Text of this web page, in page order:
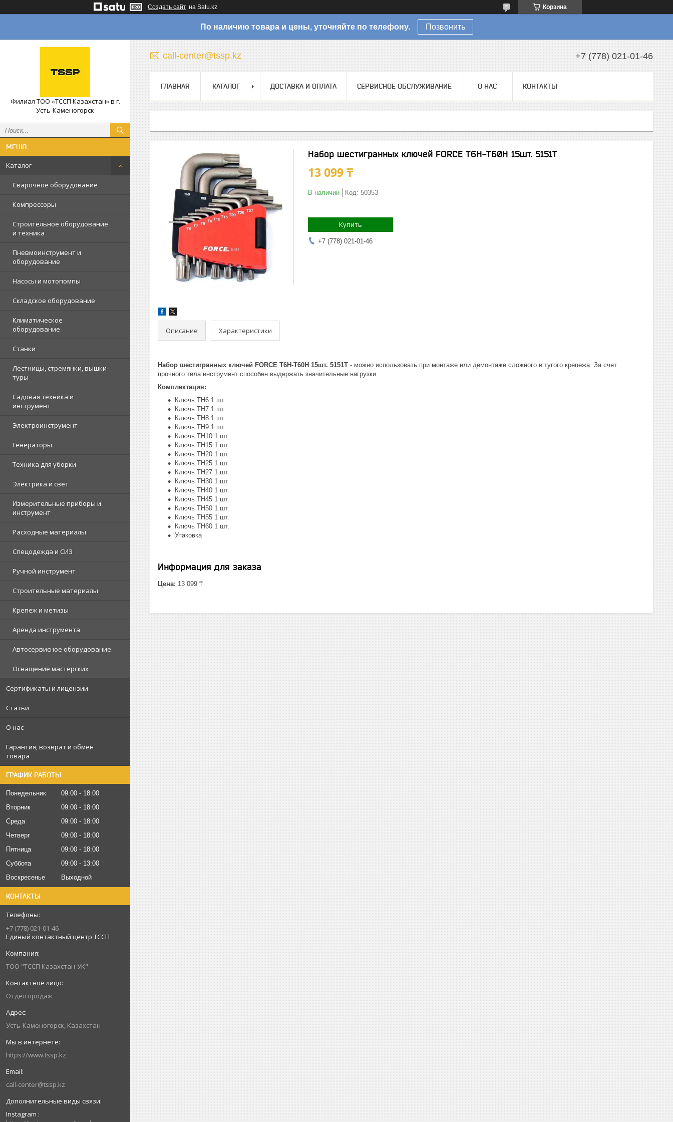
Создать сайт на Satu.kz Корзина
По наличию товара и цены, уточняйте по телефону. Позвонить
Филиал ТОО «ТССП Казахстан» в г.
Усть-Каменогорск
Каталог
Сварочное оборудование
Компрессоры
Строительное оборудование
и техника
Пневмоинструмент и
оборудование
Насосы и мотопомпы
Складское оборудование
Климатическое
оборудование
Станки
Лестницы, стремянки, вышки-
туры
Садовая техника и
инструмент
Электроинструмент
Генераторы
Техника для уборки
Электрика и свет
Измерительные приборы и
инструмент
Расходные материалы
Спецодежда и СИЗ
Ручной инструмент
Строительные материалы
Крепеж и метизы
Аренда инструмента
Автосервисное оборудование
Оснащение мастерских
Сертификаты и лицензии
Статьи
О нас
Гарантия, возврат и обмен
товара
ГРАФИК РАБОТЫ
Понедельник 09:00
18:00
Вторник
09:00
18:00
Среда
09:00
18:00
Четверг
09:00
18:00
Пятница
09:00
18:00
Суббота
09:00
13:00
Воскресенье
Выходной
КОНТАКТЫ
+7 (778) 021-01-46
Единый контактный центр ТССП
ТОО "ТССП Казахстан-УК"
Отдел продаж
Усть-Каменогорск, Казахстан
https://www.tssp.kz
call-center@tssp.kz
Instagram
call-center@tssp.kz +7 (778) 021-01-46
ГЛАВНАЯ КАТАЛОГ ДОСТАВКА И ОПЛАТА СЕРВИСНОЕ ОБСЛУЖИВАНИЕ О НАС КОНТАКТЫ
Набор шестигранных ключей FORCE Т6Н-Т60Н 15шт. 5151T
13 099 ₸
В наличии Код: 50353
Купить
+7 (778) 021-01-46
Описание Характеристики
Набор шестигранных ключей FORCE Т6Н-Т60Н 15шт. 5151T - можно использовать при монтаже или демонтаже сложного и тугого крепежа. За счет
прочного тела инструмент способен выдержать значительные нагрузки.
Комплектация:
Ключь TH6 1 шт.
Ключь TH7 1 шт.
Ключь TH8 1 шт.
Ключь TH9 1 шт.
Ключь TH10 1 шт.
Ключь TH15 1 шт.
Ключь TH20 1 шт.
Ключь TH25 1 шт.
Ключь TH27 1 шт.
Ключь TH30 1 шт.
Ключь TH40 1 шт.
Ключь TH45 1 шт.
Ключь TH50 1 шт.
Ключь TH55 1 шт.
Ключь TH60 1 шт.
Упаковка
Информация для заказа
Цена: 13 099 ₸